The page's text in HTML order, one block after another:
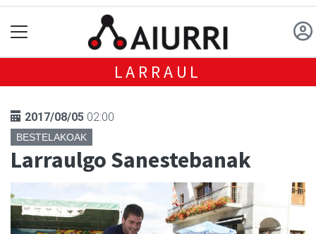
LARRAUL
2017/08/05 02:00
BESTELAKOAK
Larraulgo Sanestebanak